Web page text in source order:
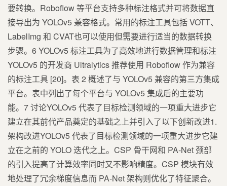
要转换。Roboflow 等平台支持多种标注格式并可将数据直
接导出为 YOLOv5 兼容格式。常用的标注工具包括 VOTT、
LabelImg 和 CVAT也可以使用但需要进行适当的数据转换
步骤。6 YOLOv5 标注工具为了高效地进行数据管理和标注
YOLOv5 的开发商 Ultralytics 推荐使用 Roboflow 作为兼容
的标注工具 [20]。表 2 概述了与 YOLOv5 兼容的第三方集成
平台。表中列出了每个平台与 YOLOv5 集成后的主要功
能。7 讨论YOLOv5 代表了目标检测领域的一项重大进步它
建立在其前代产品奠定的基础之上并引入了以下创新改进1.
架构改进YOLOv5 代表了目标检测领域的一项重大进步它建
立在之前的 YOLO 迭代之上。CSP 骨干网和 PA-Net 颈部
的引入提高了计算效率同时又不影响精度。CSP 模块有效
地处理了冗余梯度信息而 PA-Net 架构则优化了特征聚合。